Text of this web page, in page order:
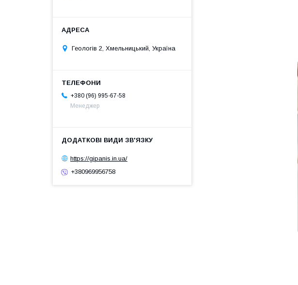
Геологів 2, Хмельницький, Україна
+380 (96) 995-67-58
Менеджер
https://gipanis.in.ua/
+380969956758